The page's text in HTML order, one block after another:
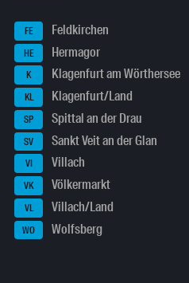
FE Feldkirchen
HE Hermagor
K Klagenfurt am Wörthersee
KL Klagenfurt/Land
SP Spittal an der Drau
SV Sankt Veit an der Glan
VI Villach
VK Völkermarkt
VL Villach/Land
WO Wolfsberg